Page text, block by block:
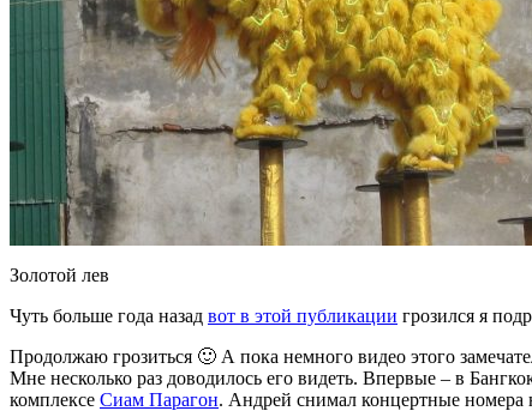
Золотой лев
Чуть больше года назад вот в этой публикации грозился я
Продолжаю грозиться 🙂 А пока немного видео этого
Мне несколько раз доводилось его видеть. Впервые – в
комплексе Сиам Парагон. Андрей снимал концертные номера